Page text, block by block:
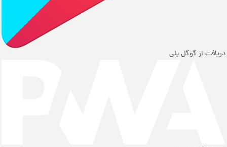
دریافت از گوگل پلی